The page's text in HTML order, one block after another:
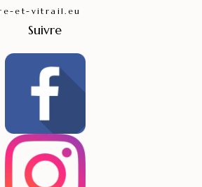
et-vitrail.eu
Suivre